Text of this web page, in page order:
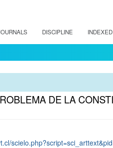
DISCIPLINE INDEXED
DE LA